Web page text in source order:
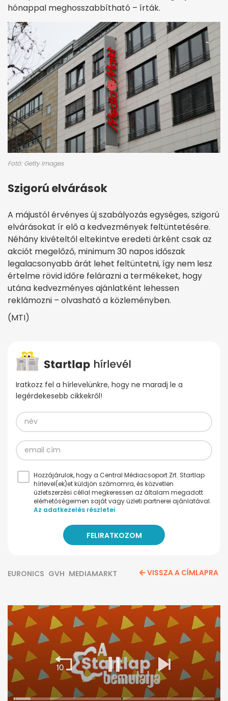
hónappal meghosszabbítható – írták.
Fotó: Getty Images
Szigorú elvárások
A májustól érvényes új szabályozás egységes, szigorú
elvárásokat ír elő a kedvezmények feltüntetésére.
Néhány kivételtől eltekintve eredeti árként csak az
akciót megelőző, minimum 30 napos időszak
legalacsonyabb árát lehet feltüntetni, így nem lesz
értelme rövid időre felárazni a termékeket, hogy
utána kedvezményes ajánlatként lehessen
reklámozni – olvasható a közleményben.
(MTI)
Iratkozz fel a hírlevelünkre, hogy ne maradj le a
legérdekesebb cikkekről!
Hozzájárulok, hogy a Central Médiacsoport Zrt. Startlap
hírlevel(ek)et küldjön számomra, és közvetlen
üzletszerzési céllal megkeressen az általam megadott
elérhetőségeimen saját vagy üzleti partnerei ajánlatával.
Az adatkezelés részletei
EURONICS GVH MEDIAMARKT VISSZA A CÍMLAPRA